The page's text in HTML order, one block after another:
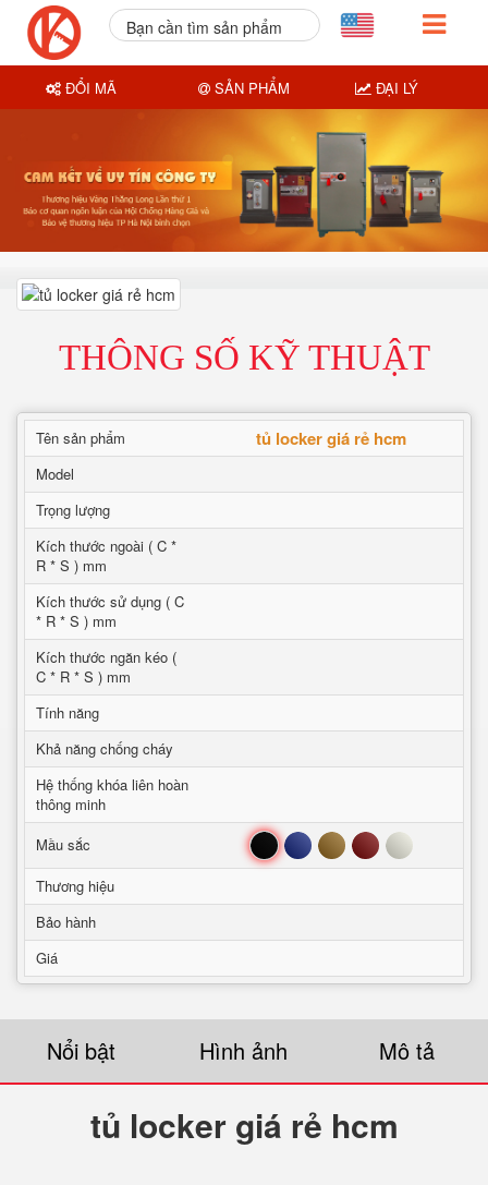
THÔNG SỐ KỸ THUẬT
Tên sản phẩm tủ locker giá rẻ hcm
Model
Trọng lượng
Kích thước ngoài ( C *
R * S ) mm
Kích thước sử dụng ( C
* R * S ) mm
Kích thước ngăn kéo (
C * R * S ) mm
Tính năng
Khả năng chống cháy
Hệ thống khóa liên hoàn
thông minh
Mầu sắc
Đen Xanh Nâu Đỏ Trắng
Thương hiệu
Bảo hành
Giá
Nổi bật Hình ảnh Mô tả
tủ locker giá rẻ hcm
Bạn cần tìm sản phẩm
ĐỔI MÃ SẢN PHẨM ĐẠI LÝ